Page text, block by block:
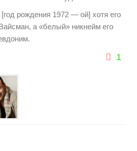
рождения 1972 — ой] хотя его
а «белый» никнейм его
1